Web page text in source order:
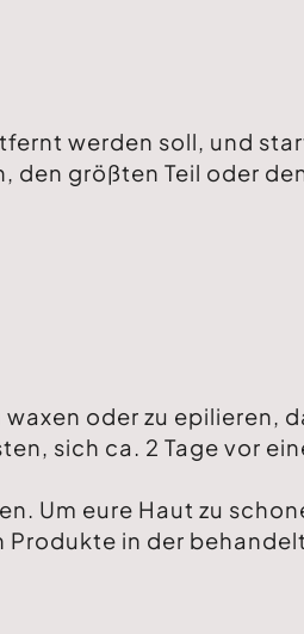
werden soll, und
den größten Teil oder
oder zu epilieren,
sich ca. 2 Tage vor
Um eure Haut zu
in der